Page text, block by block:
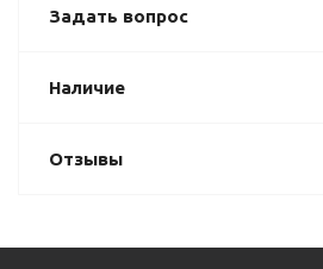
Задать вопрос
Наличие
Отзывы